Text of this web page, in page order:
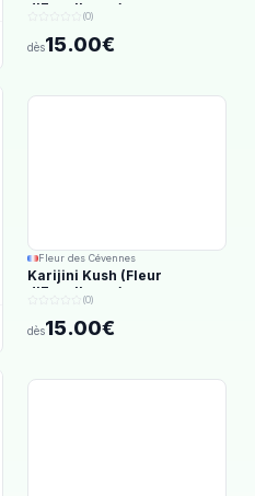
d'Excellence)
(0)
dès15.00€
Fleur des Cévennes
Karijini Kush (Fleur
d'Excellence)
(0)
dès15.00€